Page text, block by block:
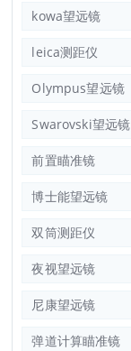
kowa望远镜
leica测距仪
Olympus望远镜
Swarovski望远镜
前置瞄准镜
博士能望远镜
双筒测距仪
夜视望远镜
尼康望远镜
弹道计算瞄准镜